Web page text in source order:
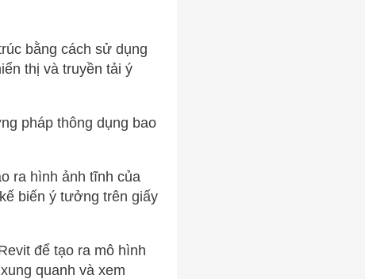
bằng cách sử dụng
thị và truyền tải ý
pháp thông dụng bao
ra hình ảnh tĩnh của
biến ý tưởng trên giấy
để tạo ra mô hình
quanh và xem